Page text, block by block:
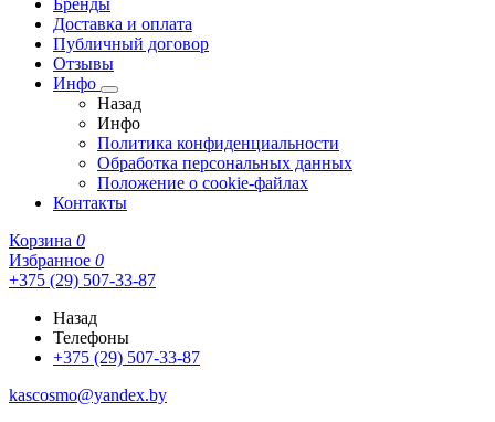
Бренды
Доставка и оплата
Публичный договор
Отзывы
Инфо
Назад
Инфо
Политика конфиденциальности
Обработка персональных данных
Положение о cookie-файлах
Контакты
Корзина 0
Избранное 0
+375 (29) 507-33-87
Назад
Телефоны
+375 (29) 507-33-87
kascosmo@yandex.by